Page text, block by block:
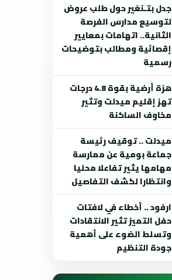
جدل بتـنغير حول طلب عروض
لتوسيع مدارس الفرصة
الثانية.. اتهامات بمعايير
إقصائية ومطالب بتوضيحات
رسمية
هزة أرضية بقوة 4.8 درجات
تهز إقليم ميدلت وتثير
مخاوف الساكنة
ميدلت .. توقيف رئيسة
جماعة بومية عن ممارسة
مهامها يثير تفاعلا محليا
وانتظارا لكشف التفاصيل
ارفود .. أخطاء في لافتات
حفل التميز تثير الانتقادات
وتسلط الضوء على أهمية
جودة التنظيم